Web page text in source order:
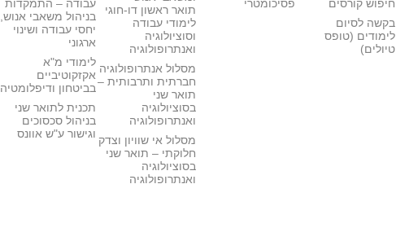
חיפוש קורסים
בקשה לסיום
לימודים (טופס
טיולים)
פסיכומטרי
תואר ראשון דו-חוגי
לימודי עבודה
וסוציולוגיה
ואנתרופולוגיה
מסלול אנתרופולוגיה
חברתית ותרבותית –
תואר שני
בסוציולוגיה
ואנתרופולוגיה
מסלול אי שוויון וצדק
חלוקתי – תואר שני
בסוציולוגיה
ואנתרופולוגיה
עבודה – התמקדות
בניהול משאבי אנוש,
יחסי עבודה ושינוי
ארגוני
לימודי מ"א
אקזקוטיביים
בביטחון ודיפלומטיה
תכנית לתואר שני
בניהול סכסוכים
וגישור ע"ש אוונס